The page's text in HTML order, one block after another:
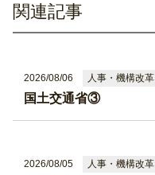
関連記事
2026/08/06 人事・機構改革
国土交通省③
2026/08/05 人事・機構改革